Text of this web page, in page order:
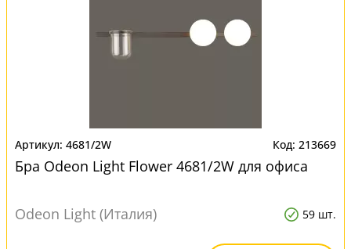
4681/2W 213669
Бра Odeon Light Flower 4681/2W для офиса
Odeon Light (Италия) 59 шт.